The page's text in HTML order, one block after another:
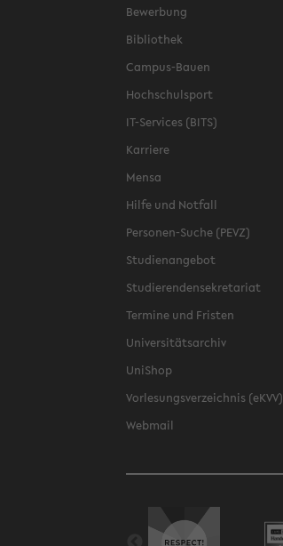
Bewerbung
Bibliothek
Campus-Bauen
Hochschulsport
IT-Services (BITS)
Karriere
Mensa
Hilfe und Notfall
Personen-Suche (PEVZ)
Studienangebot
Studierendensekretariat
Termine und Fristen
Universitätsarchiv
UniShop
Vorlesungsverzeichnis (eKVV)
Webmail